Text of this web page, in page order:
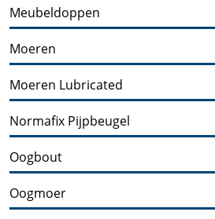
Meubeldoppen
Moeren
Moeren Lubricated
Normafix Pijpbeugel
Oogbout
Oogmoer